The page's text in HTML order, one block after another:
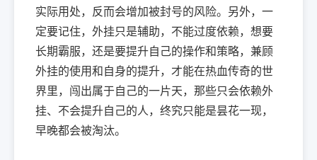
实际用处，反而会增加被封号的风险。另外，一
定要记住，外挂只是辅助，不能过度依赖，想要
长期霸服，还是要提升自己的操作和策略，兼顾
外挂的使用和自身的提升，才能在热血传奇的世
界里，闯出属于自己的一片天，那些只会依赖外
挂、不会提升自己的人，终究只能是昙花一现，
早晚都会被淘汰。